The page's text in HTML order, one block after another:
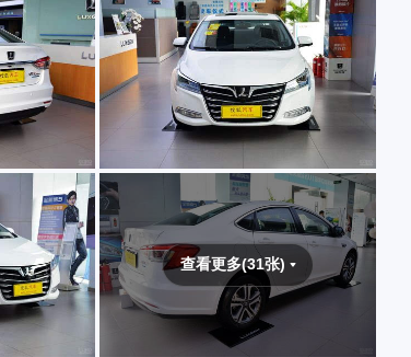
查看更多(31张)